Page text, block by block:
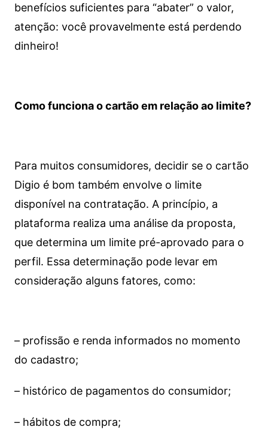
benefícios suficientes para “abater” o valor,
atenção: você provavelmente está perdendo
dinheiro!
Como funciona o cartão em relação ao limite?
Para muitos consumidores, decidir se o cartão
Digio é bom também envolve o limite
disponível na contratação. A princípio, a
plataforma realiza uma análise da proposta,
que determina um limite pré-aprovado para o
perfil. Essa determinação pode levar em
consideração alguns fatores, como:
– profissão e renda informados no momento
do cadastro;
– histórico de pagamentos do consumidor;
– hábitos de compra;